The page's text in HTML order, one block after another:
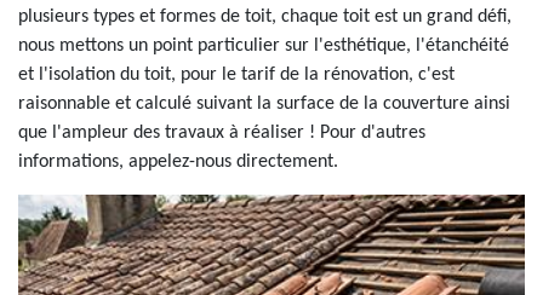
plusieurs types et formes de toit, chaque toit est un grand défi,
nous mettons un point particulier sur l'esthétique, l'étanchéité
et l'isolation du toit, pour le tarif de la rénovation, c'est
raisonnable et calculé suivant la surface de la couverture ainsi
que l'ampleur des travaux à réaliser ! Pour d'autres
informations, appelez-nous directement.